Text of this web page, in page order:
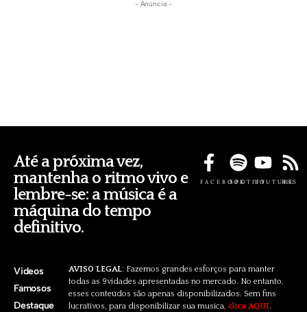
- Anúncio -
Até a próxima vez,
mantenha o ritmo vivo e
lembre-se: a música é a
máquina do tempo
definitivo.
FACEBOOKSPOTIFYYOUTUBE
RSS
Videos
Famosos
Destaque
AVISO LEGAL: Fazemos grandes esforços para manter
todas as 9vidades apresentadas no mercado. No entanto,
esses conteúdos são apenas disponibilizados. Sem fins
lucrativos, para disponibilizar sua musica, clica AQUI.